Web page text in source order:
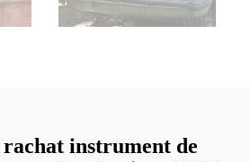
instrument de